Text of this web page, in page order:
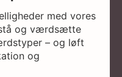
med vores
og værdsætte
– og løft
og